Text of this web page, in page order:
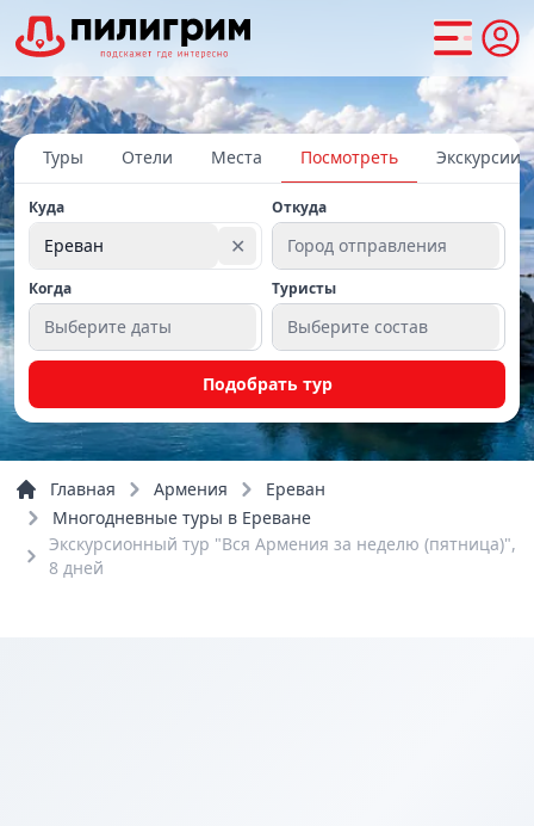
Туры Отели Места Посмотреть Экскурсии
Куда
Ереван ✕
Откуда
Город отправления
Когда
Выберите даты
Туристы
Выберите состав
Подобрать тур
Главная Армения
Ереван
Многодневные туры в Ереване
Экскурсионный тур "Вся Армения за неделю (пятница)",
8 дней